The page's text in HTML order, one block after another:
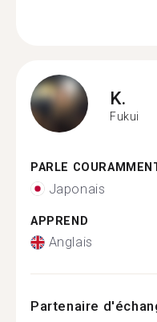
K.
Fukui
PARLE
Japonais
APPREND
Anglais
Partenaire